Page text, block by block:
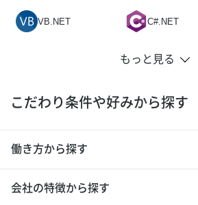
VB.NET C#.NET
こだわり条件や好みから探す
働き方から探す
会社の特徴から探す